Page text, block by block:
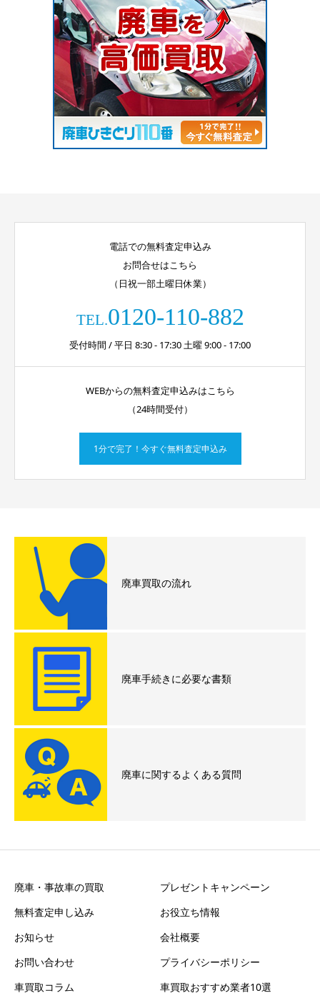
電話での無料査定申込み
お問合せはこちら
（日祝一部土曜日休業）
TEL.0120-110-882
受付時間 / 平日 8:30 - 17:30 土曜 9:00 - 17:00
WEBからの無料査定申込みはこちら
（24時間受付）
1分で完了！今すぐ無料査定申込み
廃車買取の流れ
廃車手続きに必要な書類
廃車に関するよくある質問
廃車・事故車の買取
プレゼントキャンペーン
無料査定申し込み
お役立ち情報
お知らせ
会社概要
お問い合わせ
プライバシーポリシー
車買取コラム
車買取おすすめ業者10選